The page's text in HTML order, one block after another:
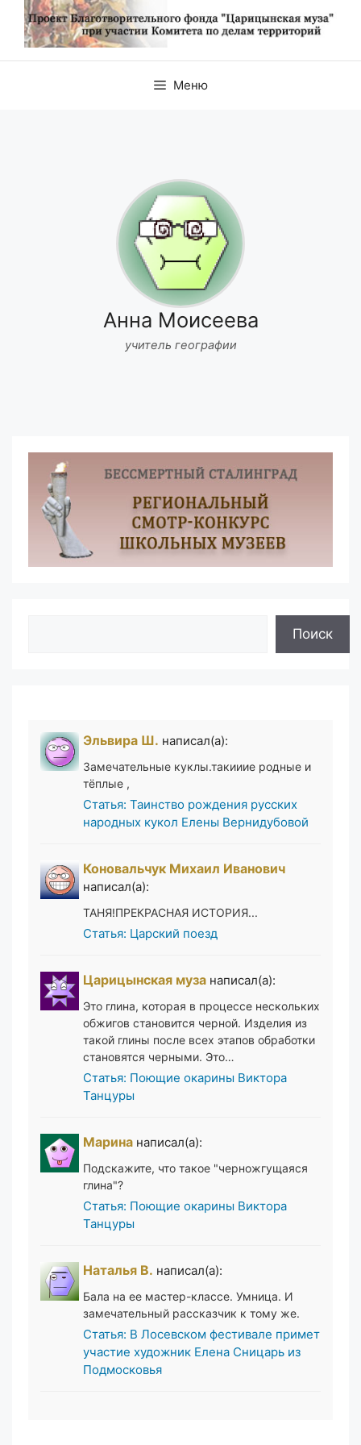
Меню
Анна Моисеева
учитель географии
Поиск
Эльвира Ш. написал(а):
Замечательные куклы.такииие родные и
тёплые ,
Статья: Таинство рождения русских
народных кукол Елены Вернидубовой
Коновальчук Михаил Иванович
написал(а):
ТАНЯ!ПРЕКРАСНАЯ ИСТОРИЯ...
Статья: Царский поезд
Царицынская муза написал(а):
Это глина, которая в процессе нескольких
обжигов становится черной. Изделия из
такой глины после всех этапов обработки
становятся черными. Это…
Статья: Поющие окарины Виктора
Танцуры
Марина написал(а):
Подскажите, что такое "черножгущаяся
глина"?
Статья: Поющие окарины Виктора
Танцуры
Наталья В. написал(а):
Бала на ее мастер-классе. Умница. И
замечательный рассказчик к тому же.
Статья: В Лосевском фестивале примет
участие художник Елена Сницарь из
Подмосковья